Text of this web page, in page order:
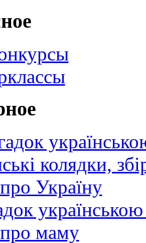
колядки,
Україну
маму